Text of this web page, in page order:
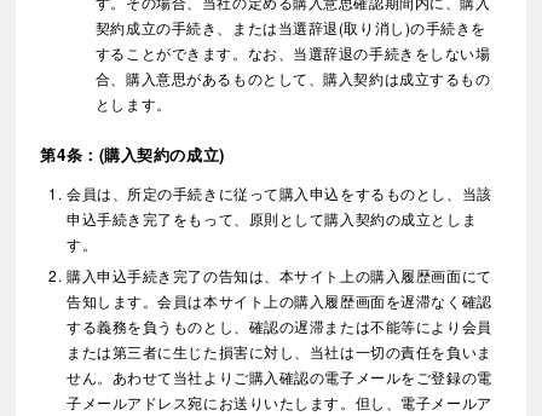
契約成立の手続き、または当選辞退(取り消し)の手続きを
することができます。なお、当選辞退の手続きをしない場
合、購入意思があるものとして、購入契約は成立するもの
とします。
第4条：(購入契約の成立)
会員は、所定の手続きに従って購入申込をするものとし、当該
申込手続き完了をもって、原則として購入契約の成立としま
す。
購入申込手続き完了の告知は、本サイト上の購入履歴画面にて
告知します。会員は本サイト上の購入履歴画面を遅滞なく確認
する義務を負うものとし、確認の遅滞または不能等により会員
または第三者に生じた損害に対し、当社は一切の責任を負いま
せん。あわせて当社よりご購入確認の電子メールをご登録の電
子メールアドレス宛にお送りいたします。但し、電子メールア